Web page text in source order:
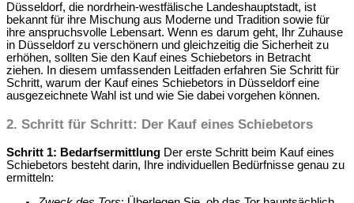
Düsseldorf, die nordrhein-westfälische Landeshauptstadt, ist
bekannt für ihre Mischung aus Moderne und Tradition sowie für
ihre anspruchsvolle Lebensart. Wenn es darum geht, Ihr Zuhause
in Düsseldorf zu verschönern und gleichzeitig die Sicherheit zu
erhöhen, sollten Sie den Kauf eines Schiebetors in Betracht
ziehen. In diesem umfassenden Leitfaden erfahren Sie Schritt für
Schritt, warum der Kauf eines Schiebetors in Düsseldorf eine
ausgezeichnete Wahl ist und wie Sie dabei vorgehen können.
2. Schritt für Schritt: Der Kauf eines Schiebetors
Schritt 1: Bedarfsermittlung Der erste Schritt beim Kauf eines
Schiebetors besteht darin, Ihre individuellen Bedürfnisse genau zu
ermitteln: